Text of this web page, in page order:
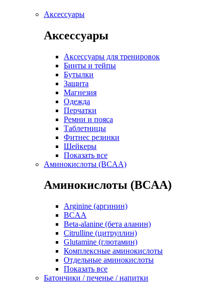
Аксессуары
Аксессуары
Аксессуары для тренировок
Бинты и тейпы
Бутылки
Защита
Магнезия
Одежда
Перчатки
Ремни и пояса
Таблетницы
Фитнес резинки
Шейкеры
Показать все
Аминокислоты (BCAA)
Аминокислоты (BCAA)
Arginine (аргинин)
BCAA
Beta-alanine (бета аланин)
Citrulline (цитруллин)
Glutamine (глютамин)
Комплексные аминокислоты
Отдельные аминокислоты
Показать все
Батончики / печенье / напитки